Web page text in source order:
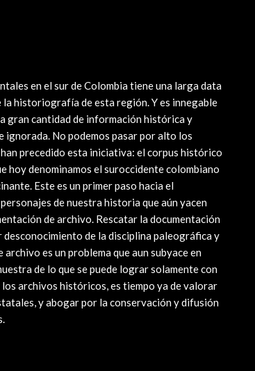
en el sur de Colombia tiene una larga data
historiografía de esta región. Y es innegable
gran cantidad de información histórica y
ignorada. No podemos pasar por alto los
precedido esta iniciativa: el corpus histórico
hoy denominamos el suroccidente colombiano
Este es un primer paso hacia el
de nuestra historia que aún yacen
de archivo. Rescatar la documentación
de la disciplina paleográfica y
es un problema que aun subyace en
de lo que se puede lograr solamente con
archivos históricos, es tiempo ya de valorar
y abogar por la conservación y difusión